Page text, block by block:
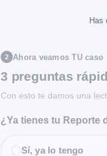
Has
2 Ahora veamos TU caso
3 preguntas
Con esto te damos una
¿Ya tienes tu Reporte
Sí, ya lo tengo